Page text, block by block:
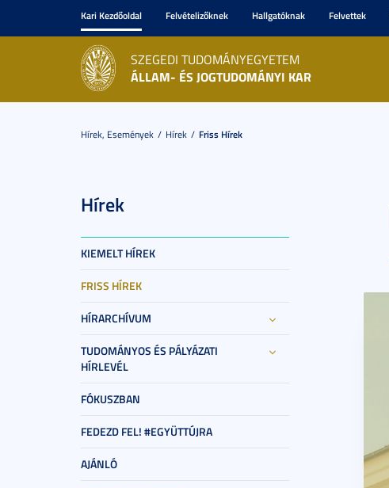
Kari Kezdőoldal Felvételizőknek Hallgatóknak Felvettek
SZEGEDI TUDOMÁNYEGYETEM
ÁLLAM- ÉS JOGTUDOMÁNYI KAR
Hírek, Események Hírek Friss Hírek
Hírek
KIEMELT HÍREK
FRISS HÍREK
HÍRARCHÍVUM
TUDOMÁNYOS ÉS PÁLYÁZATI
HÍRLEVÉL
FÓKUSZBAN
FEDEZD FEL! #EGYÜTTÚJRA
AJÁNLÓ